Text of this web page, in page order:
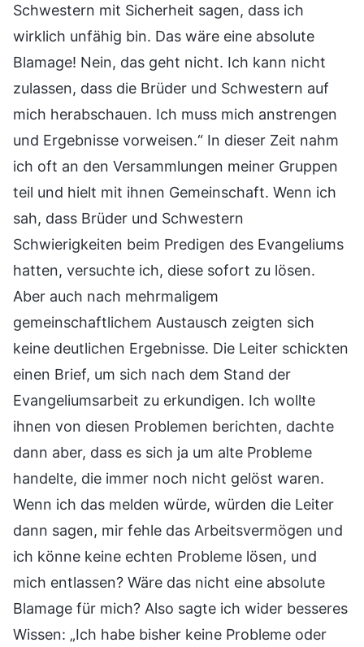
Schwestern mit Sicherheit sagen, dass ich
wirklich unfähig bin. Das wäre eine absolute
Blamage! Nein, das geht nicht. Ich kann nicht
zulassen, dass die Brüder und Schwestern auf
mich herabschauen. Ich muss mich anstrengen
und Ergebnisse vorweisen.“ In dieser Zeit nahm
ich oft an den Versammlungen meiner Gruppen
teil und hielt mit ihnen Gemeinschaft. Wenn ich
sah, dass Brüder und Schwestern
Schwierigkeiten beim Predigen des Evangeliums
hatten, versuchte ich, diese sofort zu lösen.
Aber auch nach mehrmaligem
gemeinschaftlichem Austausch zeigten sich
keine deutlichen Ergebnisse. Die Leiter schickten
einen Brief, um sich nach dem Stand der
Evangeliumsarbeit zu erkundigen. Ich wollte
ihnen von diesen Problemen berichten, dachte
dann aber, dass es sich ja um alte Probleme
handelte, die immer noch nicht gelöst waren.
Wenn ich das melden würde, würden die Leiter
dann sagen, mir fehle das Arbeitsvermögen und
ich könne keine echten Probleme lösen, und
mich entlassen? Wäre das nicht eine absolute
Blamage für mich? Also sagte ich wider besseres
Wissen: „Ich habe bisher keine Probleme oder